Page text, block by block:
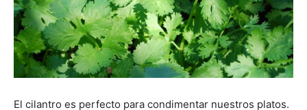
El cilantro es perfecto para condimentar nuestros platos.